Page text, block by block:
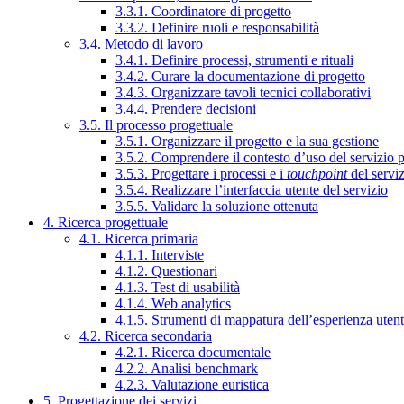
3.3.1. Coordinatore di progetto
3.3.2. Definire ruoli e responsabilità
3.4. Metodo di lavoro
3.4.1. Definire processi, strumenti e rituali
3.4.2. Curare la documentazione di progetto
3.4.3. Organizzare tavoli tecnici collaborativi
3.4.4. Prendere decisioni
3.5. Il processo progettuale
3.5.1. Organizzare il progetto e la sua gestione
3.5.2. Comprendere il contesto d’uso del servizio
3.5.3. Progettare i processi e i touchpointdel
3.5.4. Realizzare l’interfaccia utente del servizio
3.5.5. Validare la soluzione ottenuta
4. Ricerca progettuale
4.1. Ricerca primaria
4.1.1. Interviste
4.1.2. Questionari
4.1.3. Test di usabilità
4.1.4. Web analytics
4.1.5. Strumenti di mappatura dell’esperienza
4.2. Ricerca secondaria
4.2.1. Ricerca documentale
4.2.2. Analisi benchmark
4.2.3. Valutazione euristica
5. Progettazione dei servizi